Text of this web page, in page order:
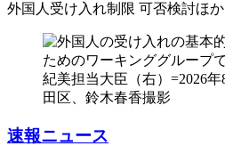
外国人受け入れ制限 可否検討ほか
速報ニュース